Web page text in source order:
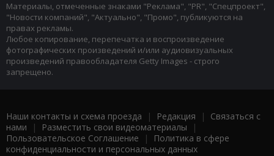
Материалы, отмеченные знаками "Реклама", "PR", "Спецпроект",
"Новости компаний", "Актуально", "Промо", публикуются на
правах рекламы.
Любое копирование, перепечатка и воспроизведение
фотографических произведений и/или аудиовизуальных
произведений правообладателя Getty Images - строго
запрещено.
Наши контакты и схема проезда | Редакция | Связаться с
нами | Разместить свои видеоматериалы |
Пользовательское Соглашение |
Политика в сфере
конфиденциальности и персональных данных